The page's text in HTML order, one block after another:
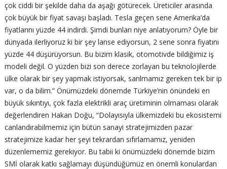
çok ciddi bir şekilde daha da aşağı götürecek. Üreticiler arasında
çok büyük bir fiyat savaşı başladı. Tesla geçen sene Amerika’da
fiyatlarını yüzde 44 indirdi. Şimdi bunları niye anlatıyorum? Öyle bir
dünyada ilerliyoruz ki bir şey lanse ediyorsun, 2 sene sonra fiyatını
yüzde 44 düşürüyorsun. Bu bizim klasik, otomotivde bildiğimiz iş
modeli değil. O yüzden bizi son derece zorlayan bu teknolojilerde
ülke olarak bir şey yapmak istiyorsak, sarılmamız gereken tek bir ip
var, o da bilim.” Önümüzdeki dönemde Türkiye’nin önündeki en
büyük sıkıntıyı, çok fazla elektrikli araç üretiminin olmaması olarak
değerlendiren Hakan Doğu, “Dolayısıyla ülkemizdeki bu ekosistemi
canlandırabilmemiz için bütün sanayi stratejimizden pazar
stratejimize kadar her şeyi tekrardan sıfırlamamız, yeniden
düzenlememiz gerekiyor. Bu tabii ki önümüzdeki dönemde bizim
SMİ olarak katkı sağlamayı düşündüğümüz en önemli konulardan